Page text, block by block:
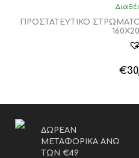
ΠΡΟΣΤΑΤΕΥΤΙΚΟ
€
ΔΩΡΕΑΝ
ΜΕΤΑΦΟΡΙΚΑ ΑΝΩ
ΤΩΝ €49